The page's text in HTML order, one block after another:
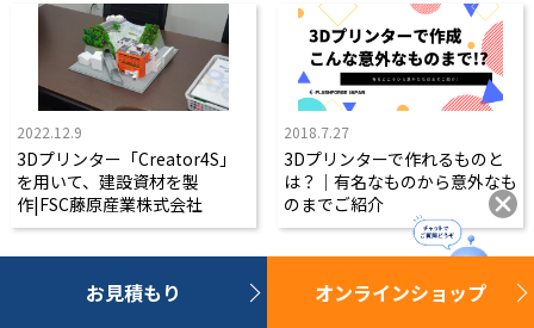
2022.12.9
3Dプリンター「Creator4S」
を用いて、建設資材を製
作|FSC藤原産業株式会社
2018.7.27
3Dプリンターで作れるものと
は？｜有名なものから意外なも
のまでご紹介
お見積もり オンラインショップ